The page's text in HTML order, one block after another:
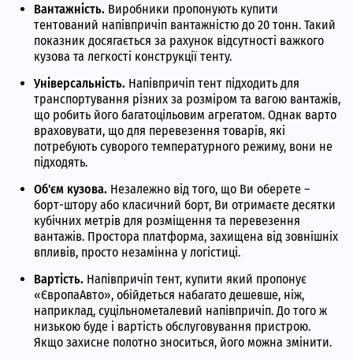
Вантажність. Виробники пропонують купити
тентований напівпричіп вантажністю до 20 тонн. Такий
показник досягається за рахунок відсутності важкого
кузова та легкості конструкції тенту.
Універсальність. Напівпричіп тент підходить для
транспортування різних за розміром та вагою вантажів,
що робить його багатоцільовим агрегатом. Однак варто
враховувати, що для перевезення товарів, які
потребують суворого температурного режиму, вони не
підходять.
Об'єм кузова. Незалежно від того, що Ви оберете –
борт-штору або класичний борт, Ви отримаєте десятки
кубічних метрів для розміщення та перевезення
вантажів. Простора платформа, захищена від зовнішніх
впливів, просто незамінна у логістиці.
Вартість. Напівпричіп тент, купити який пропонує
«ЄвропаАвто», обійдеться набагато дешевше, ніж,
наприклад, суцільнометалевий напівпричіп. До того ж
низькою буде і вартість обслуговування пристрою.
Якщо захисне полотно зноситься, його можна змінити.